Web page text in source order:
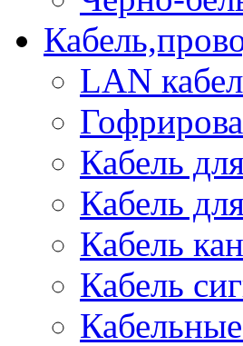
LAN
Кабель
Кабель
Кабель
Кабель